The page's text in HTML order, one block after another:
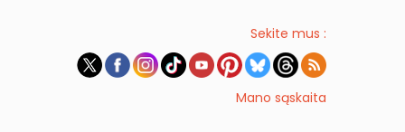
Sekite mus :
Mano sąskaita